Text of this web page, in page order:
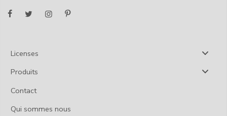
Licenses
Produits
Contact
Qui sommes nous